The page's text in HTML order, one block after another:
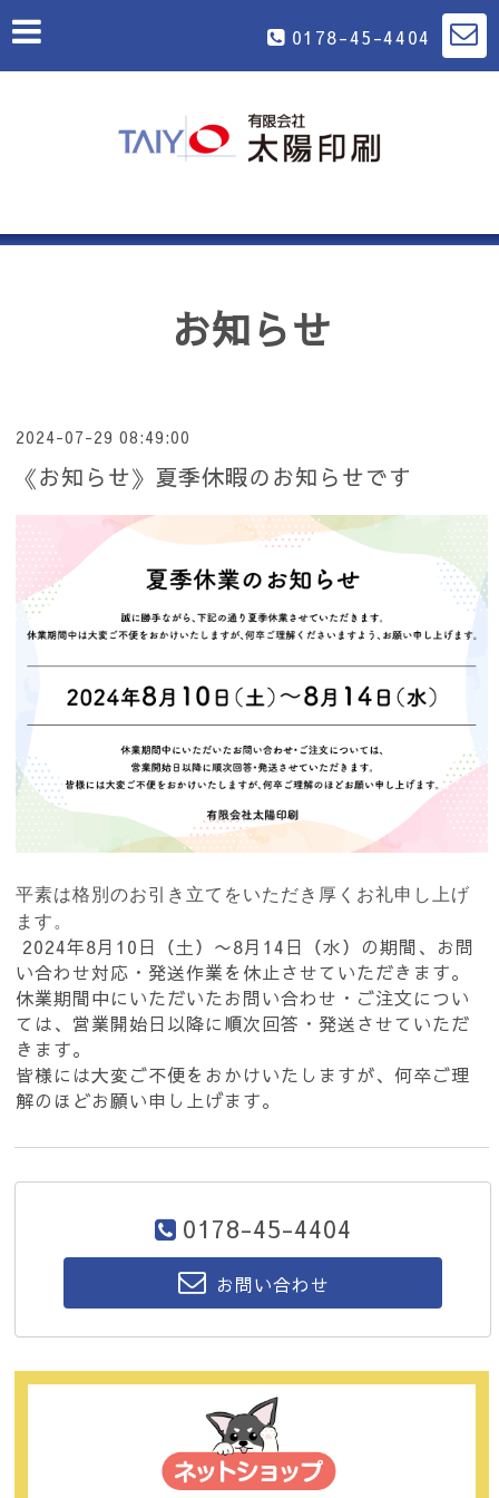
0178-45-4404
お知らせ
2024-07-29 08:49:00
《お知らせ》夏季休暇のお知らせです
平素は格別のお引き立てをいただき厚くお礼申し上げ
ます。
2024年8月10日（土）〜8月14日（水）の期間、お問
い合わせ対応・発送作業を休止させていただきます。
休業期間中にいただいたお問い合わせ・ご注文につい
ては、営業開始日以降に順次回答・発送させていただ
きます。
皆様には大変ご不便をおかけいたしますが、何卒ご理
解のほどお願い申し上げます。
0178-45-4404
お問い合わせ